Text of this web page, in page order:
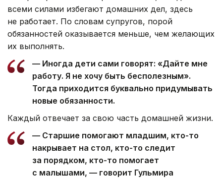
всеми силами избегают домашних дел, здесь
не работает. По словам супругов, порой
обязанностей оказывается меньше, чем желающих
их выполнять.
— Иногда дети сами говорят: «Дайте мне
работу. Я не хочу быть бесполезным».
Тогда приходится буквально придумывать
новые обязанности.
Каждый отвечает за свою часть домашней жизни.
— Старшие помогают младшим, кто-то
накрывает на стол, кто-то следит
за порядком, кто-то помогает
с малышами, — говорит Гульмира